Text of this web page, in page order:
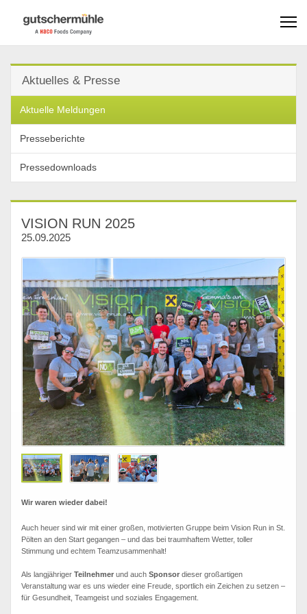
Aktuelles & Presse
Aktuelle Meldungen
Presseberichte
Pressedownloads
VISION RUN 2025
25.09.2025
Wir waren wieder dabei!
Auch heuer sind wir mit einer großen, motivierten Gruppe beim Vision Run in St.
Pölten an den Start gegangen – und das bei traumhaftem Wetter, toller
Stimmung und echtem Teamzusammenhalt!
Als langjähriger Teilnehmer und auch Sponsor dieser großartigen
Veranstaltung war es uns wieder eine Freude, sportlich ein Zeichen zu setzen –
für Gesundheit, Teamgeist und soziales Engagement.